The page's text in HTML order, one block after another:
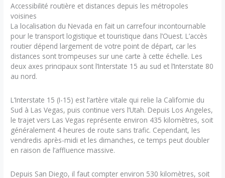
Accessibilité routière et distances depuis les métropoles
voisines
La localisation du Nevada en fait un carrefour incontournable
pour le transport logistique et touristique dans l’Ouest. L’accès
routier dépend largement de votre point de départ, car les
distances sont trompeuses sur une carte à cette échelle. Les
deux axes principaux sont l’Interstate 15 au sud et l’Interstate 80
au nord.
L’Interstate 15 (I-15) est l’artère vitale qui relie la Californie du
Sud à Las Vegas, puis continue vers l’Utah. Depuis Los Angeles,
le trajet vers Las Vegas représente environ 435 kilomètres, soit
généralement 4 heures de route sans trafic. Cependant, les
vendredis après-midi et les dimanches, ce temps peut doubler
en raison de l’affluence massive.
Depuis San Diego, il faut compter environ 530 kilomètres, soit